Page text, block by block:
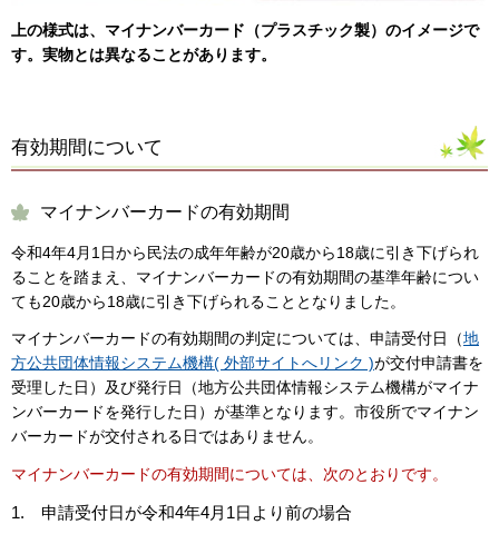
上の様式は、マイナンバーカード（プラスチック製）のイメージで
す。実物とは異なることがあります。
有効期間について
マイナンバーカードの有効期間
令和4年4月1日から民法の成年年齢が20歳から18歳に引き下げられ
ることを踏まえ、マイナンバーカードの有効期間の基準年齢につい
ても20歳から18歳に引き下げられることとなりました。
マイナンバーカードの有効期間の判定については、申請受付日（地
方公共団体情報システム機構( 外部サイトへリンク )が交付申請書を
受理した日）及び発行日（地方公共団体情報システム機構がマイナ
ンバーカードを発行した日）が基準となります。市役所でマイナン
バーカードが交付される日ではありません。
マイナンバーカードの有効期間については、次のとおりです。
1. 申請受付日が令和4年4月1日より前の場合